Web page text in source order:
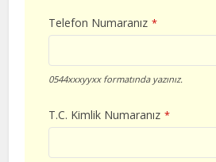
Telefon Numaranız *
0544xxxyyxx formatında yazınız.
T.C. Kimlik Numaranız *